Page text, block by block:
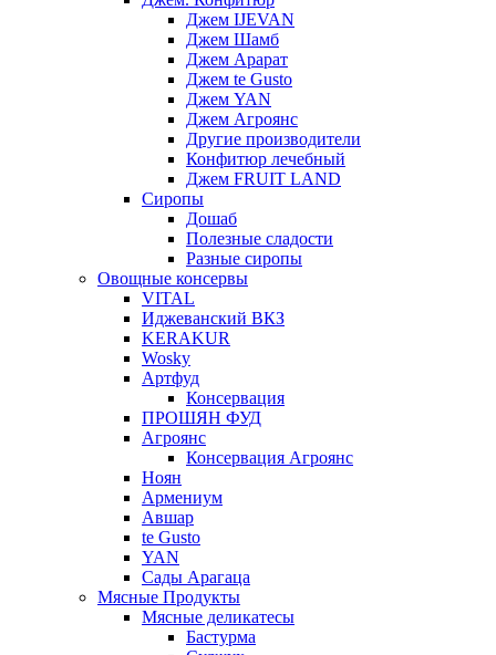
Джем IJEVAN
Джем Шамб
Джем Арарат
Джем te Gusto
Джем YAN
Джем Агроянс
Другие производители
Конфитюр лечебный
Джем FRUIT LAND
Сиропы
Дошаб
Полезные сладости
Разные сиропы
Овощные консервы
VITAL
Иджеванский ВКЗ
KERAKUR
Wosky
Артфуд
Консервация
ПРОШЯН ФУД
Агроянс
Консервация Агроянс
Ноян
Армениум
Авшар
te Gusto
YAN
Сады Арагаца
Мясные Продукты
Мясные деликатесы
Бастурма